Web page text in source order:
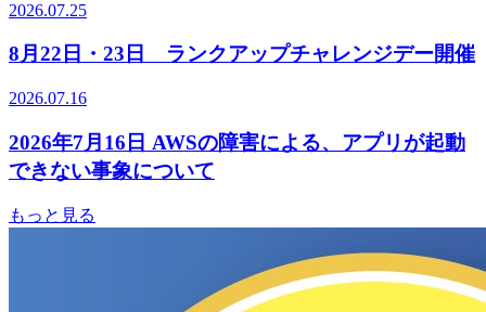
2026.07.25
8月22日・23日 ランクアップチャレンジデー開催
2026.07.16
2026年7月16日 AWSの障害による、アプリが起動
できない事象について
もっと見る